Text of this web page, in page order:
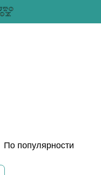
По популярности